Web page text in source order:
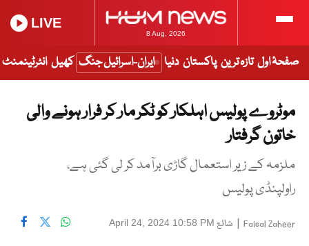
8 Aug, 2026
LIVE
صفحۂ اول تازہ ترین پاکستان دنیا ایران-اسرائیل جنگ کھیل انٹرٹینمنٹ
موٹروے پولیس اہلکار کو ٹکر مار کر فرار ہونے والی
خاتون گرفتار
ملزمہ کے زیر استعمال گاڑی برآمد کر لی گئی ہے،
راولپنڈی پولیس
Faisal Zaheer
| شائع April 24, 2024 10:58 PM